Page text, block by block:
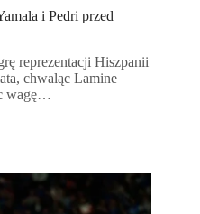
i Pedri przed
reprezentacji Hiszpanii
chwaląc Lamine
wagę…